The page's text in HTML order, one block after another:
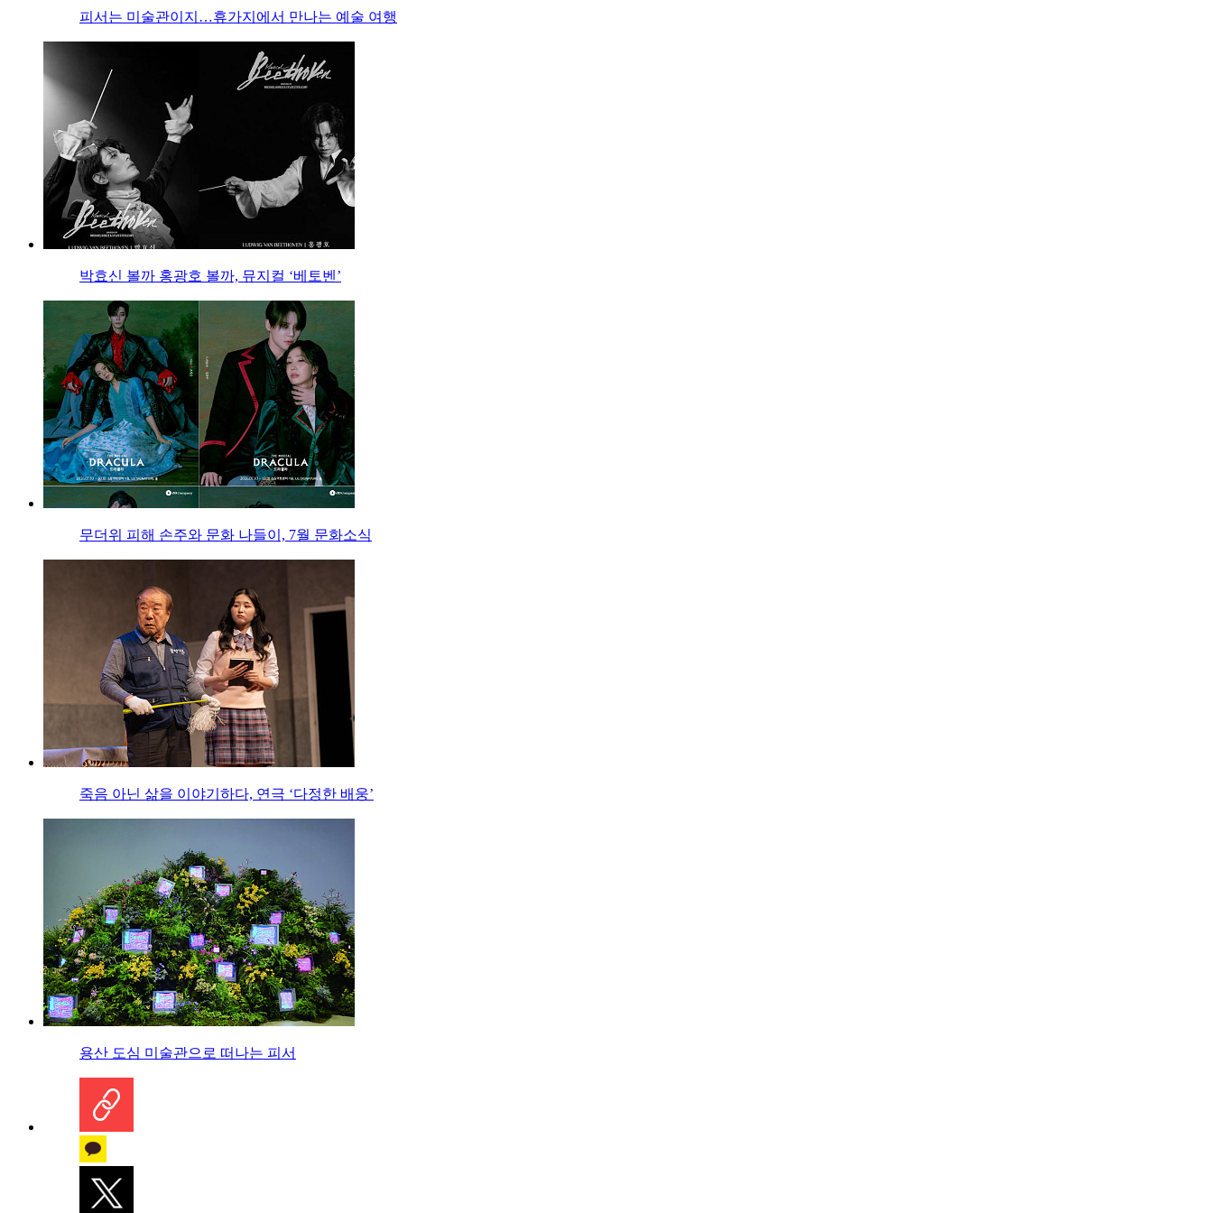
피서는 미술관이지…휴가지에서 만나는 예술 여행
박효신 볼까 홍광호 볼까, 뮤지컬 ‘베토벤’
무더위 피해 손주와 문화 나들이, 7월 문화소식
죽음 아닌 삶을 이야기하다, 연극 ‘다정한 배웅’
용산 도심 미술관으로 떠나는 피서